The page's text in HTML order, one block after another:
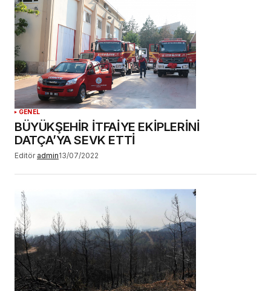
GENEL
BÜYÜKŞEHİR İTFAİYE EKİPLERİNİ
DATÇA’YA SEVK ETTİ
Editör admin13/07/2022